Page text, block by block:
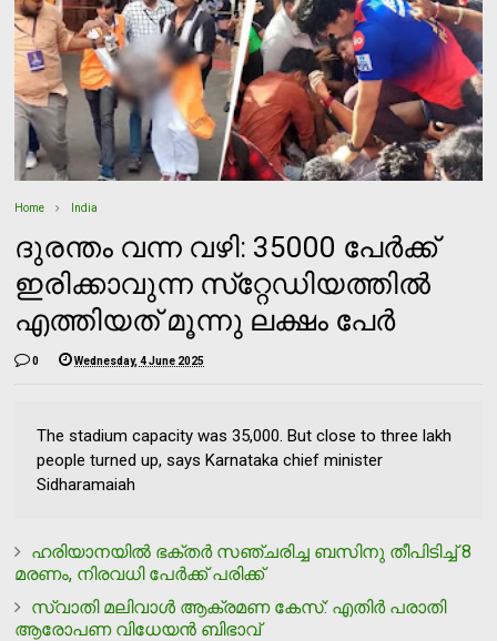
Home India
ദുരന്തം വന്ന വഴി: 35000 പേർക്ക്
ഇരിക്കാവുന്ന സ്‌റ്റേഡിയത്തിൽ
എത്തിയത് മൂന്നു ലക്ഷം പേർ
0 Wednesday, 4 June 2025
The stadium capacity was 35,000. But close to three lakh
people turned up, says Karnataka chief minister
Sidharamaiah
ഹരിയാനയില്‍ ഭക്തര്‍ സഞ്ചരിച്ച ബസിനു തീപിടിച്ച് 8
മരണം, നിരവധി പേര്‍ക്ക് പരിക്ക്
സ്വാതി മലിവാള്‍ ആക്രമണ കേസ്: എതിര്‍ പരാതി
ആരോപണ വിധേയന്‍ ബിഭാവ്